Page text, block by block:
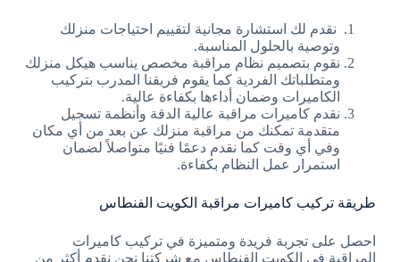
نقدم لك استشارة مجانية لتقييم احتياجات منزلك
وتوصية بالحلول المناسبة.
نقوم بتصميم نظام مراقبة مخصص يناسب هيكل منزلك
ومتطلباتك الفردية كما يقوم فريقنا المدرب بتركيب
الكاميرات وضمان أداءها بكفاءة عالية.
نقدم كاميرات مراقبة عالية الدقة وأنظمة تسجيل
متقدمة تمكنك من مراقبة منزلك عن بعد من أي مكان
وفي أي وقت كما نقدم دعمًا فنيًا متواصلاً لضمان
استمرار عمل النظام بكفاءة.
طريقة تركيب كاميرات مراقبة الكويت الفنطاس
احصل على تجربة فريدة ومتميزة في تركيب كاميرات
المراقبة في الكويت الفنطاس مع شركتنا نحن نقدم أكثر من